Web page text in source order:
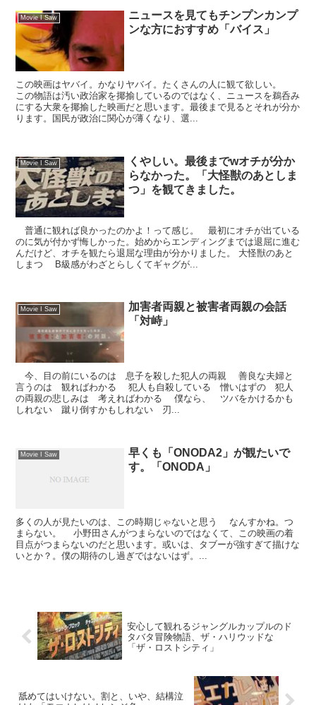
Movie I Saw
ニュースを見てもチンプンカンプ
ンな方におすすめ「バイス」
この映画はヤバイ。かなりヤバイ。たくさんの人に観て欲しい。
この物語は汚い政治家を揶揄しているのではなく、ニュースを鵜呑み
にする大衆を揶揄した映画だと思います。最後まで見るとそれが分か
ります。国民が政治に関心が薄くなり、選...
Movie I Saw
くやしい。最後までwオチが分か
らなかった。「大怪獣のあとしま
つ」を観てきました。
普通に観れば良かったのかよ！って感じ。 最初にオチが出ている
のに気が付かず悔しかった。始めからエンディングまでは退屈に進む
んだけど、オチを観たら退屈な理由が分かりました。 大怪獣のあと
しまつ B級感がわざとらしくてギャグが...
Movie I Saw
加害者両親と被害者両親の会話
「対峙」
今、目の前にいるのは 息子を殺した犯人の両親 善良な夫婦と
言うのは 観ればわかる 犯人も自殺している 憎いはずの 犯人
の両親の悲しみは 考えればわかる 僕なら、 ツバをかけるかも
しれない 蹴り倒すかもしれない 刃...
Movie I Saw
早くも「ONODA2」が観たいで
す。「ONODA」
多くの人が見たいのは、この時期じゃないと思う なんすかね。つ
まらない。 小野田さんがつまらないのではなくて、この映画の着
目点がつまらないのだと思います。或いは、タブーが強すぎて描けな
いとか？。僕の期待のし過ぎではないはず。...
安心して観れるジャングルカップルのド
タバタ冒険物語、ザ・ハリウッドな
「ザ・ロストシティ」
舐めてはいけない。割と、いや、結構泣